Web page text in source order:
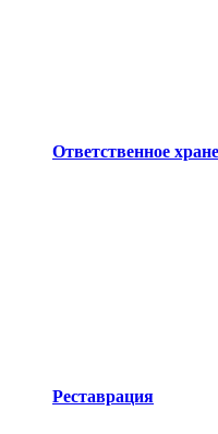
Ответственное
Реставрация